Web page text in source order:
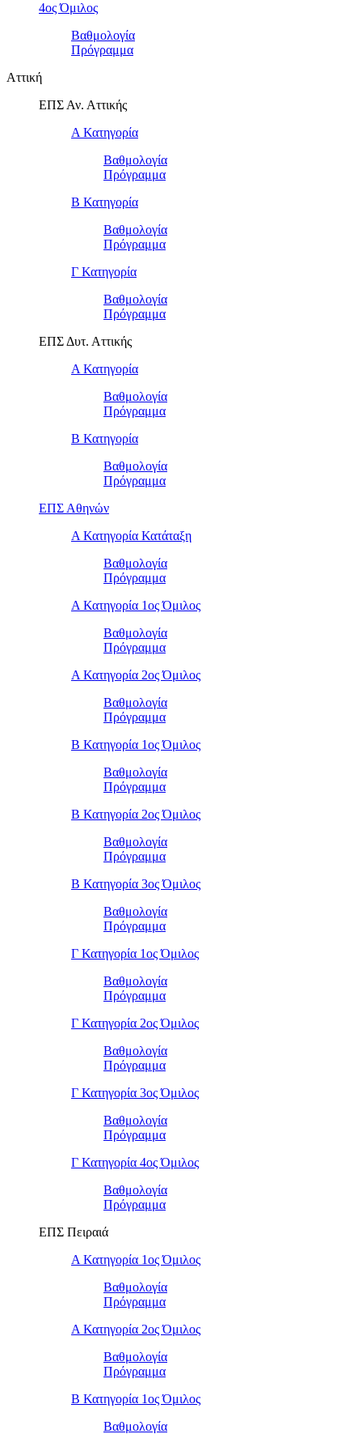
4ος Όμιλος
Βαθμολογία
Πρόγραμμα
Αττική
ΕΠΣ Αν. Αττικής
Α Κατηγορία
Βαθμολογία
Πρόγραμμα
Β Κατηγορία
Βαθμολογία
Πρόγραμμα
Γ Κατηγορία
Βαθμολογία
Πρόγραμμα
ΕΠΣ Δυτ. Αττικής
Α Κατηγορία
Βαθμολογία
Πρόγραμμα
Β Κατηγορία
Βαθμολογία
Πρόγραμμα
ΕΠΣ Αθηνών
Α Κατηγορία Κατάταξη
Βαθμολογία
Πρόγραμμα
Α Κατηγορία 1ος Όμιλος
Βαθμολογία
Πρόγραμμα
Α Κατηγορία 2ος Όμιλος
Βαθμολογία
Πρόγραμμα
Β Κατηγορία 1ος Όμιλος
Βαθμολογία
Πρόγραμμα
Β Κατηγορία 2ος Όμιλος
Βαθμολογία
Πρόγραμμα
Β Κατηγορία 3ος Όμιλος
Βαθμολογία
Πρόγραμμα
Γ Κατηγορία 1ος Όμιλος
Βαθμολογία
Πρόγραμμα
Γ Κατηγορία 2ος Όμιλος
Βαθμολογία
Πρόγραμμα
Γ Κατηγορία 3ος Όμιλος
Βαθμολογία
Πρόγραμμα
Γ Κατηγορία 4ος Όμιλος
Βαθμολογία
Πρόγραμμα
ΕΠΣ Πειραιά
Α Κατηγορία 1ος Όμιλος
Βαθμολογία
Πρόγραμμα
Α Κατηγορία 2ος Όμιλος
Βαθμολογία
Πρόγραμμα
Β Κατηγορία 1ος Όμιλος
Βαθμολογία